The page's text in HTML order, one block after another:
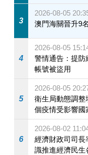
3
2026-08-05
澳門海關晉升9
4
2026-08-05
警情通告：提防
帳號被盜用
5
2026-08-05
衛生局動態調整
個疫情受影響國
施
6
2026-08-02
經濟財政司司
識推進經濟民生